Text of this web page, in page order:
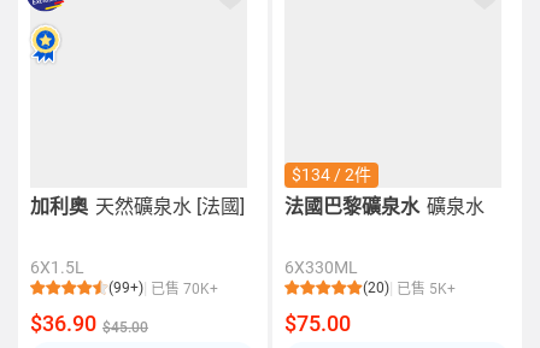
加利奧 天然礦泉水 [法國]
6X1.5L
(99+) 已售 70K+
$36.90 $45.00
$134 / 2件
法國巴黎礦泉水 礦泉水
6X330ML
(20) 已售 5K+
$75.00